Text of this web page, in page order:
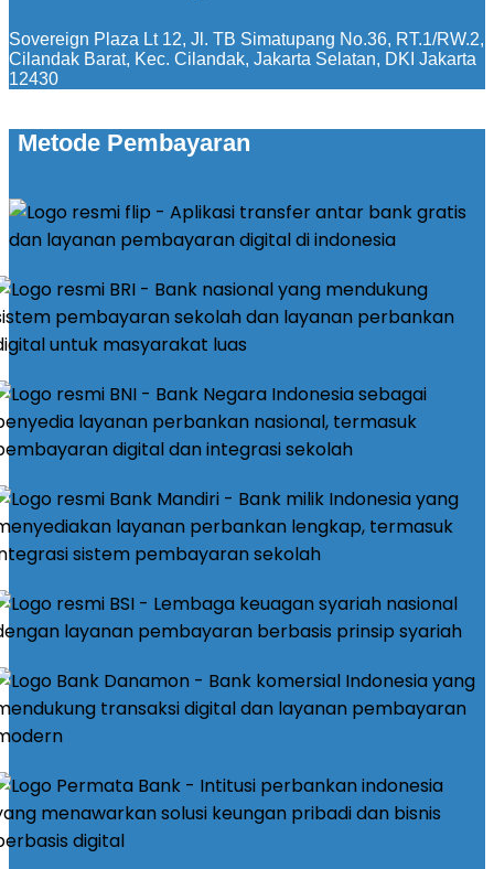
Sovereign Plaza Lt 12, Jl. TB Simatupang No.36, RT.1/RW.2,
Cilandak Barat, Kec. Cilandak, Jakarta Selatan, DKI Jakarta
12430
Metode Pembayaran